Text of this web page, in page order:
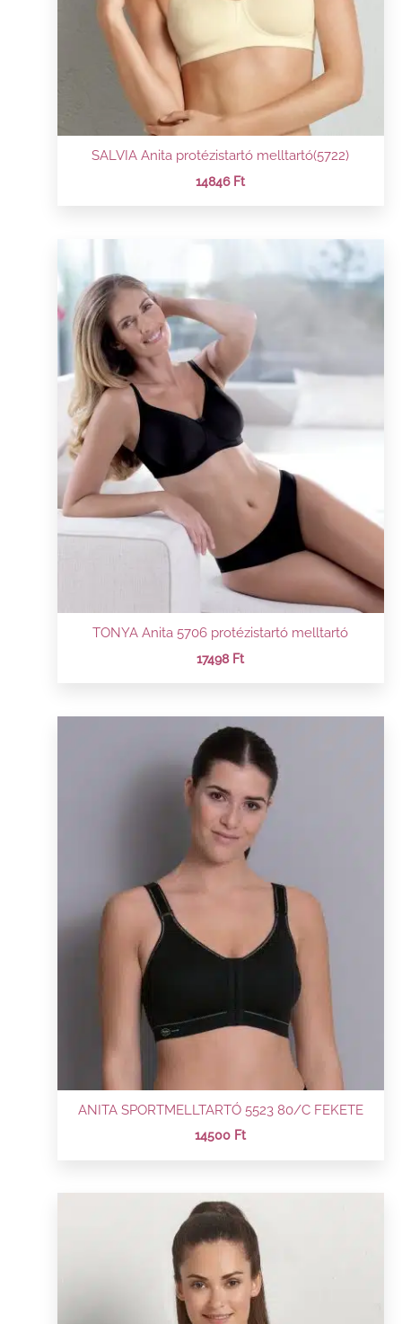
SALVIA Anita protézistartó melltartó(5722)
14846 Ft
TONYA Anita 5706 protézistartó melltartó
17498 Ft
ANITA SPORTMELLTARTÓ 5523 80/C FEKETE
14500 Ft